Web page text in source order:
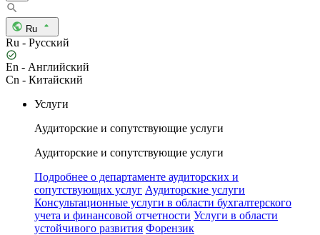
Ru
Ru - Русский
En - Английский
Cn - Китайский
Услуги
Аудиторские и сопутствующие услуги
Аудиторские и сопутствующие услуги
Подробнее о департаменте аудиторских и
сопутствующих услуг Аудиторские услуги
Консультационные услуги в области бухгалтерского
учета и финансовой отчетности Услуги в области
устойчивого развития Форензик